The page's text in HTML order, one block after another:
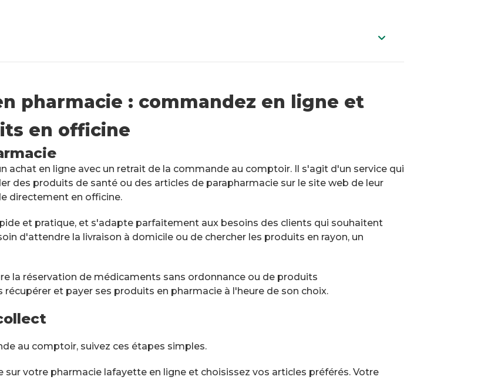
pharmacie : commandez en ligne et
en officine
achat en ligne avec un retrait de la commande au comptoir. Il s'agit d'un service qui
des produits de santé ou des articles de parapharmacie sur le site web de leur
directement en officine.
et pratique, et s'adapte parfaitement aux besoins des clients qui souhaitent
d'attendre la livraison à domicile ou de chercher les produits en rayon, un
la réservation de médicaments sans ordonnance ou de produits
et payer ses produits en pharmacie à l'heure de son choix.
au comptoir, suivez ces étapes simples.
sur votre pharmacie lafayette en ligne et choisissez vos articles préférés. Votre